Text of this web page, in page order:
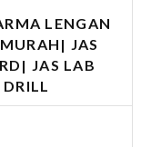
LENGAN
JAS
JAS LAB